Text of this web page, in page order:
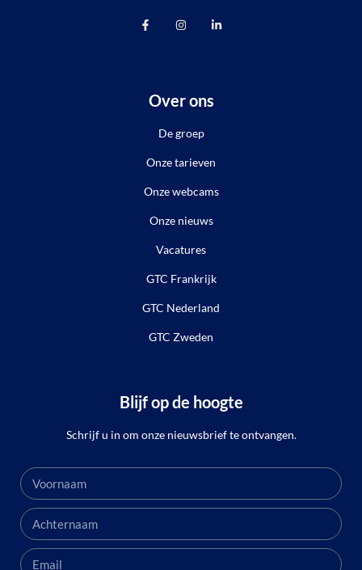
Over ons
De groep
Onze tarieven
Onze webcams
Onze nieuws
Vacatures
GTC Frankrijk
GTC Nederland
GTC Zweden
Blijf op de hoogte
Schrijf u in om onze nieuwsbrief te ontvangen.